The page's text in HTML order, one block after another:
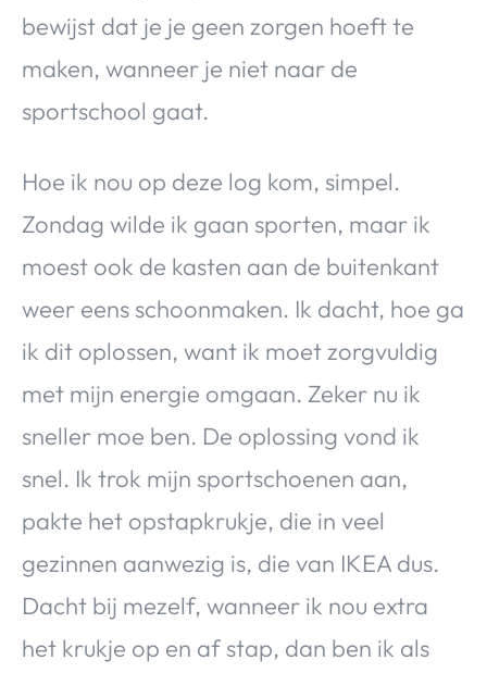
bewijst dat je je geen zorgen hoeft te
maken, wanneer je niet naar de
sportschool gaat.
Hoe ik nou op deze log kom, simpel.
Zondag wilde ik gaan sporten, maar ik
moest ook de kasten aan de buitenkant
weer eens schoonmaken. Ik dacht, hoe ga
ik dit oplossen, want ik moet zorgvuldig
met mijn energie omgaan. Zeker nu ik
sneller moe ben. De oplossing vond ik
snel. Ik trok mijn sportschoenen aan,
pakte het opstapkrukje, die in veel
gezinnen aanwezig is, die van IKEA dus.
Dacht bij mezelf, wanneer ik nou extra
het krukje op en af stap, dan ben ik als